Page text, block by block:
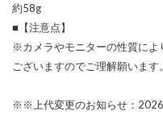
約58g
■【注意点】
※カメラやモニターの性質によ
ございますのでご理解願います。
※※上代変更のお知らせ：2026